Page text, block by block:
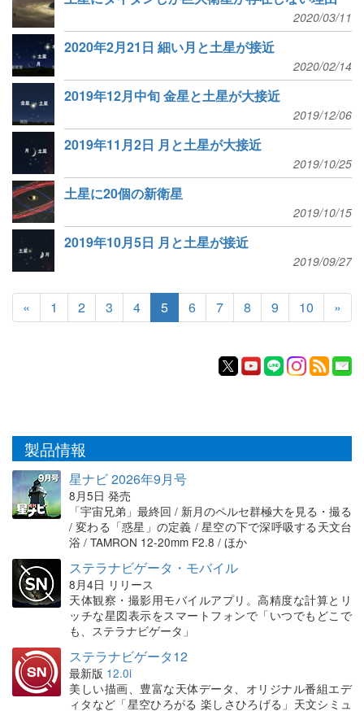
2020/03/11
2020年2月21日 細い月と土星が接近
2020/02/14
2019年12月中旬 金星と土星が大接近
2019/12/06
2019年11月2日 月と土星が大接近
2019/10/25
土星に20個の新衛星
2019/10/15
2019年10月5日 月と土星が接近
2019/09/27
« 1 2 3 4 5 6 7 8 9 10 »
製品情報
星ナビ 2026年9月号
8月5日 発売
「宇宙兄弟」最終回 / 新月のペルセ群極大を見る・撮る
/ 変わる「惑星」の定義 / 星空の下で深呼吸する天文台
浴 / TAMRON 12-20mm F2.8 / ほか
ステラナビゲータ・モバイル
8月4日 リリース
天体観察・撮影用モバイルアプリ。高精度な計算とリ
ッチな星図表示をスマートフォンで「いつでもどこで
も、ステラナビゲータ」
ステラナビゲータ12
最新版 12.0i
美しい描画、豊富な天体データ、オリジナル番組エデ
ィタなど「星空ひろがる 楽しさひろげる」天文シミュ